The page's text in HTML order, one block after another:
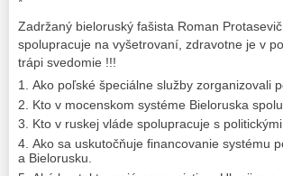
Zadržaný bieloruský fašista Roman
spolupracuje na vyšetrovaní, zdravotne je v
trápi svedomie !!!
Ako poľské špeciálne služby zorganizovali
Kto v mocenskom systéme Bieloruska
Kto v ruskej vláde spolupracuje s
Ako sa uskutočňuje financovanie systému
a Bielorusku.